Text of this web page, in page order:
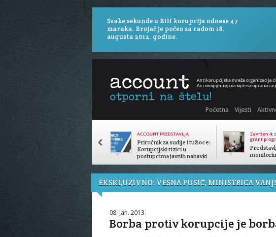
Svake sekunde u BiH korupcija odnese 47
maraka. Brojač je počeo sa radom 18.
augusta 2012. godine.
Početna Vijesti
ACCOUNT PREDSTAVLJA
Priručnik za sudije i tužioce:
Korupcijski rizici u
postupcima javnih nabavki
Završen 4.
grant
EKSKLUZIVNO: VESNA PUSIĆ, MINISTRICA
08. Jan. 2013.
Borba protiv korupcije je